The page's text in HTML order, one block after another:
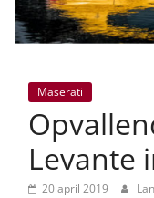
Maserati
Levante
20 april 2019